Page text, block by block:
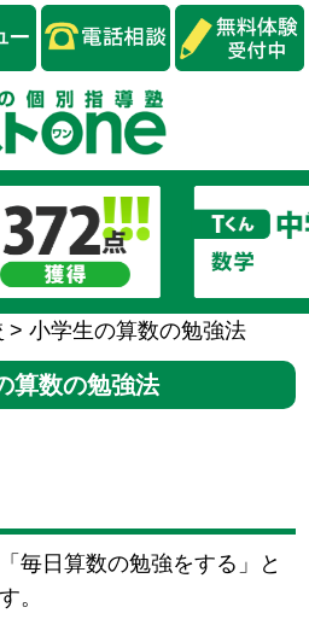
>小学生の算数の勉強法
算数の勉強法
毎日算数の勉強をする」と
。